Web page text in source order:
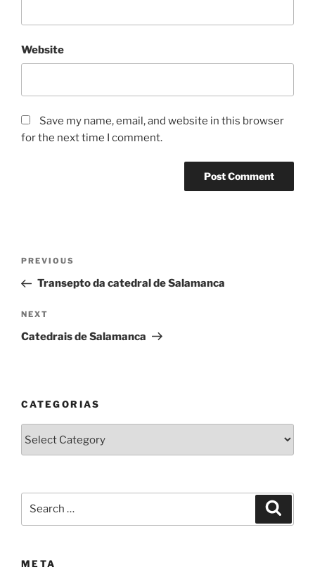
Website
Save my name, email, and website in this browser
for the next time I comment.
Previous
Post
PREVIOUS
Transepto da catedral de Salamanca
Next
Post
NEXT
Catedrais de Salamanca
CATEGORIAS
META